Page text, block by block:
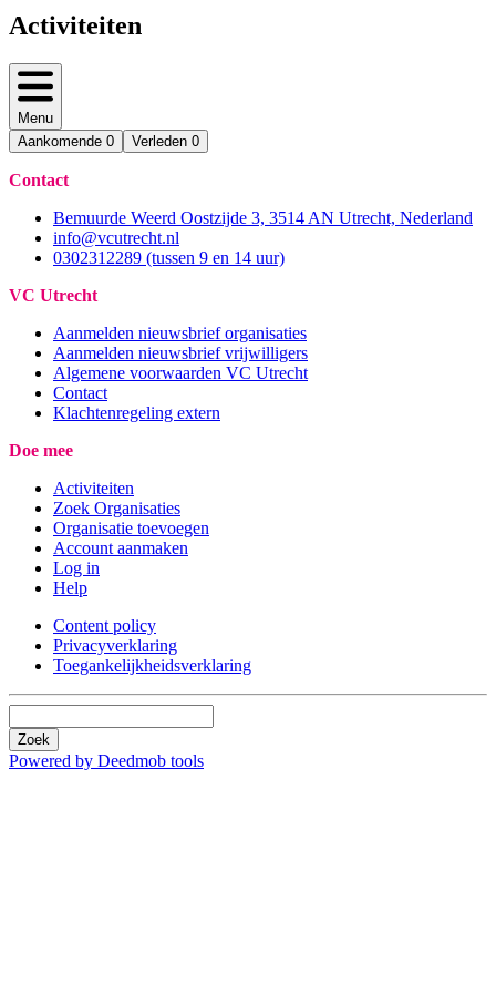
Activiteiten
Menu
Aankomende 0 Verleden 0
Contact
Bemuurde Weerd Oostzijde 3, 3514 AN Utrecht, Nederland
info@vcutrecht.nl
0302312289 (tussen 9 en 14 uur)
VC Utrecht
Aanmelden nieuwsbrief organisaties
Aanmelden nieuwsbrief vrijwilligers
Algemene voorwaarden VC Utrecht
Contact
Klachtenregeling extern
Doe mee
Activiteiten
Zoek Organisaties
Organisatie toevoegen
Account aanmaken
Log in
Help
Content policy
Privacyverklaring
Toegankelijkheidsverklaring
Zoek
Powered by Deedmob tools